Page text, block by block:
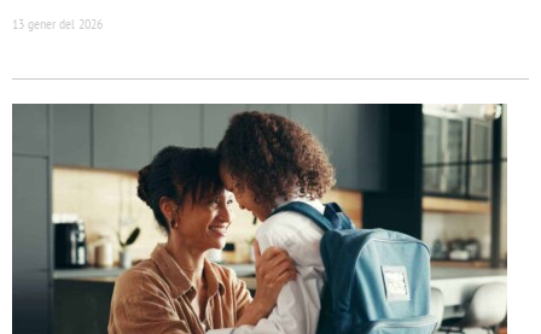
13 gener del 2026